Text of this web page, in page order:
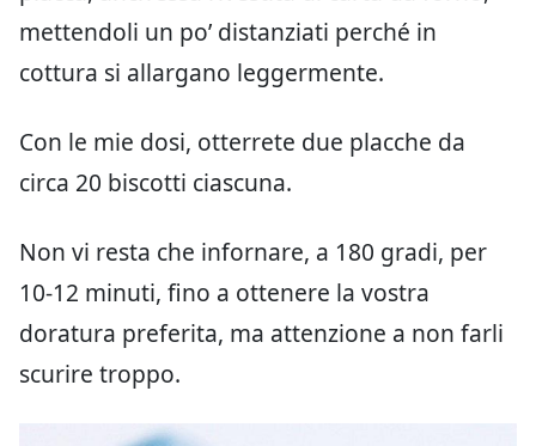
mettendoli un po’ distanziati perché in
cottura si allargano leggermente.
Con le mie dosi, otterrete due placche da
circa 20 biscotti ciascuna.
Non vi resta che infornare, a 180 gradi, per
10-12 minuti, fino a ottenere la vostra
doratura preferita, ma attenzione a non farli
scurire troppo.